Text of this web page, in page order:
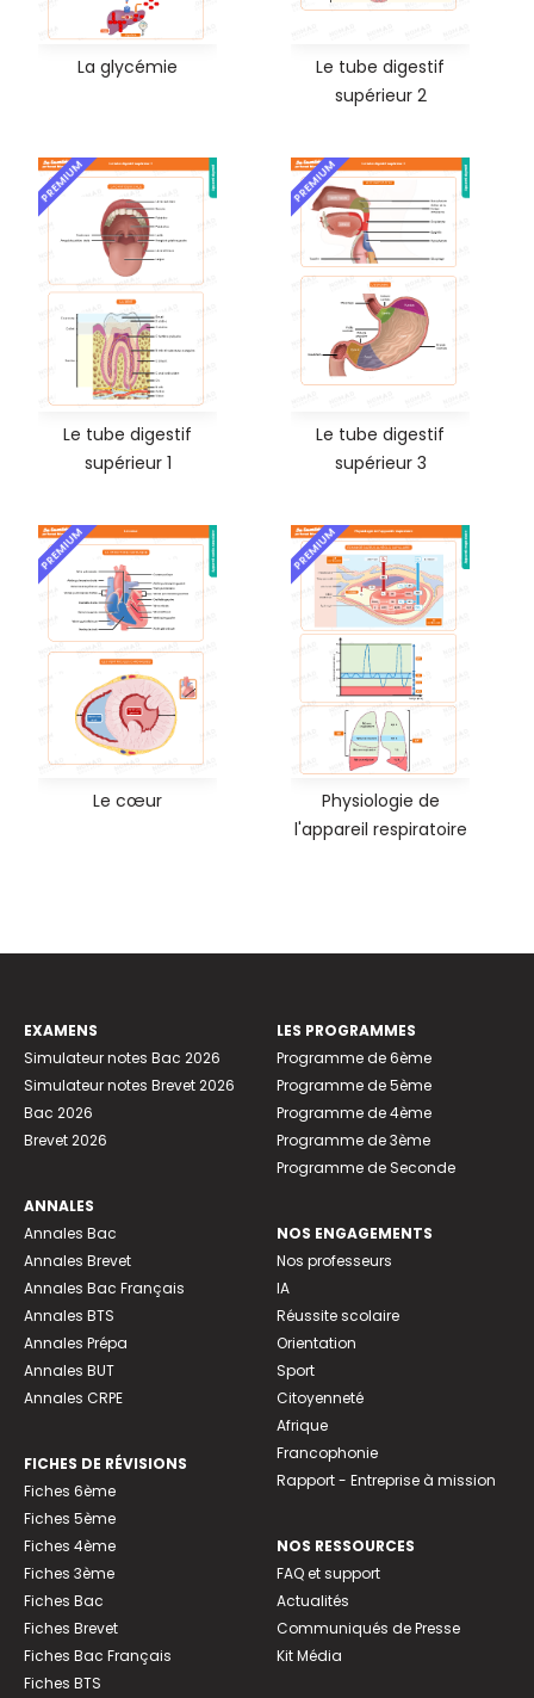
La glycémie
Le tube digestif
supérieur 2
PREMIUM
Le tube digestif
supérieur 1
PREMIUM
Le tube digestif
supérieur 3
PREMIUM
Le cœur
PREMIUM
Physiologie de
l'appareil respiratoire
EXAMENS
Simulateur notes Bac 2026
Simulateur notes Brevet 2026
Bac 2026
Brevet 2026
ANNALES
Annales Bac
Annales Brevet
Annales Bac Français
Annales BTS
Annales Prépa
Annales BUT
Annales CRPE
FICHES DE RÉVISIONS
Fiches 6ème
Fiches 5ème
Fiches 4ème
Fiches 3ème
Fiches Bac
Fiches Brevet
Fiches Bac Français
Fiches BTS
LES PROGRAMMES
Programme de 6ème
Programme de 5ème
Programme de 4ème
Programme de 3ème
Programme de Seconde
NOS ENGAGEMENTS
Nos professeurs
IA
Réussite scolaire
Orientation
Sport
Citoyenneté
Afrique
Francophonie
Rapport - Entreprise à mission
NOS RESSOURCES
FAQ et support
Actualités
Communiqués de Presse
Kit Média